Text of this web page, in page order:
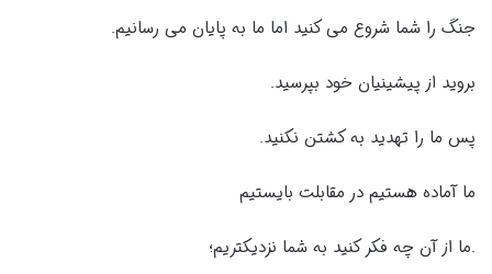
جنگ را شما شروع می کنید اما ما به پایان می رسانیم.
بروید از پیشینیان خود بپرسید.
پس ما را تهدید به کشتن نکنید.
ما آماده هستیم در مقابلت بایستیم
.ما از آن چه فکر کنید به شما نزدیکتریم؛